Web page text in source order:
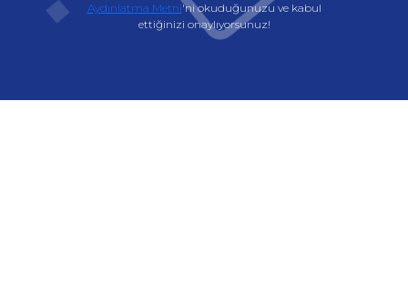
Aydınlatma Metni'ni okuduğunuzu ve kabul
ettiğinizi onaylıyorsunuz!